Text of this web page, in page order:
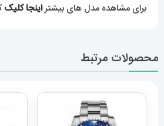
برای مشاهده مدل های بیشتراینجا کلیک
محصولات مرتبط